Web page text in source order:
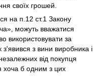
своїх грошей.
на п.12 ст.1 Закону
можуть вважатися
використовувати за
з вини виробника і
від покупця
хоча б одним з цих